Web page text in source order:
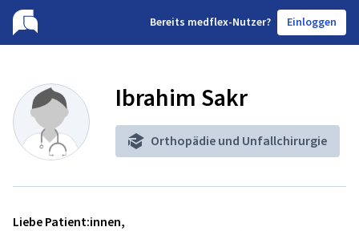
Bereits medflex-Nutzer? Einloggen
Ibrahim Sakr
Orthopädie und Unfallchirurgie
Liebe Patient:innen,